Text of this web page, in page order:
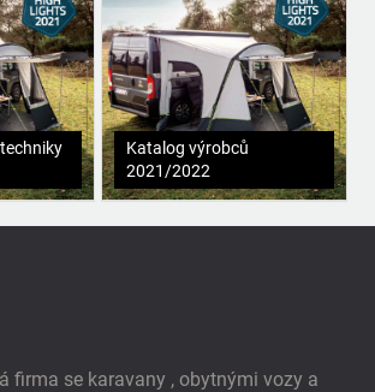
Katalog výrobců
2021/2022
firma se karavany , obytnými vozy a